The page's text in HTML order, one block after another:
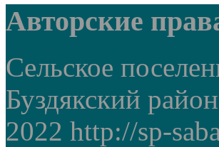
Авторские
Сельское
Буздякский
2022 http://sp-